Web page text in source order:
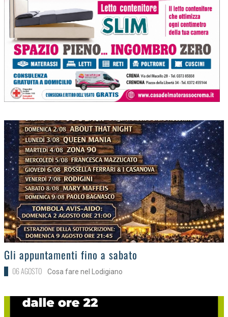
>
Gli appuntamenti fino a sabato
06 AGOSTO Cosa fare nel Lodigiano